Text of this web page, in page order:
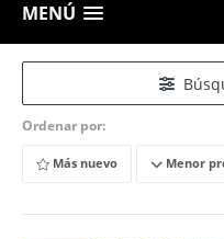
MENÚ
Ordenar por:
Más nuevo Menor